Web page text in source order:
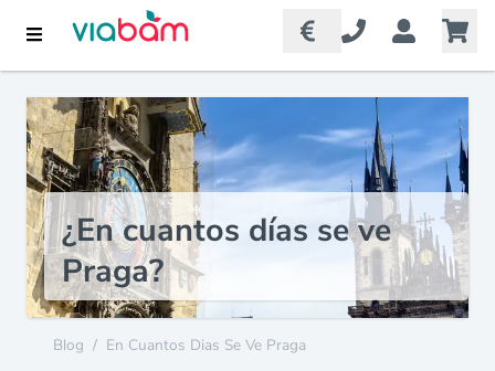
¿En cuantos días se ve
Praga?
Blog / En Cuantos Dias Se Ve Praga